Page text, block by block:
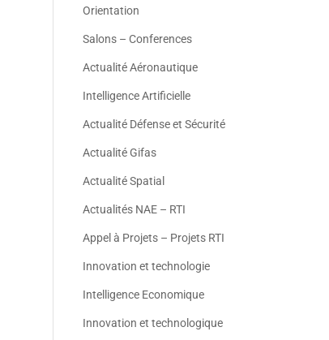
Orientation
Salons – Conferences
Actualité Aéronautique
Intelligence Artificielle
Actualité Défense et Sécurité
Actualité Gifas
Actualité Spatial
Actualités NAE – RTI
Appel à Projets – Projets RTI
Innovation et technologie
Intelligence Economique
Innovation et technologique